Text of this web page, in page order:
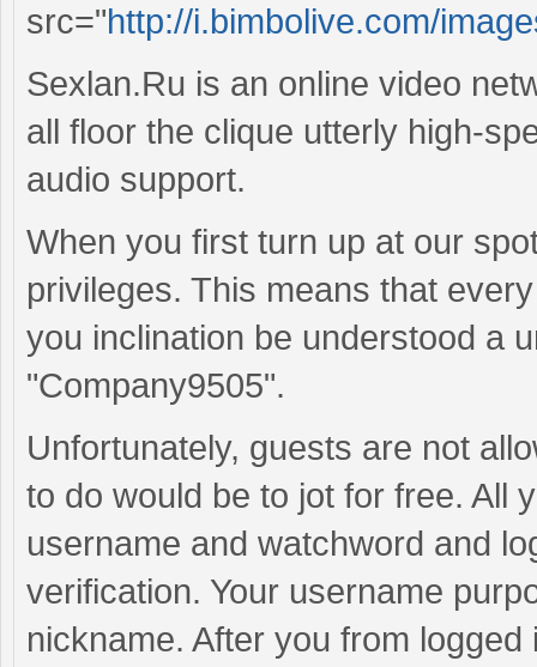
src="http://i.bimbolive.com/
Sexlan.Ru is an online video
all floor the clique utterly high-
audio support.
When you first turn up at our
privileges. This means that
you inclination be understood a
"Company9505".
Unfortunately, guests are not
to do would be to jot for free. All
username and watchword and
verification. Your username
nickname. After you from